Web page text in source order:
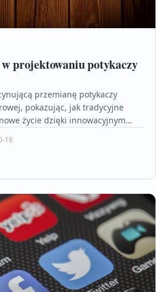
w projektowaniu potykaczy
przemianę potykaczy
pokazując, jak tradycyjne
życie dzięki innowacyjnym
16